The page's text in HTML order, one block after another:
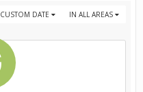
IN ALL AREAS
CUSTOM DATE